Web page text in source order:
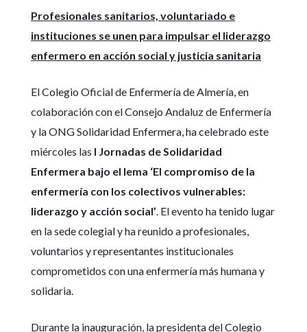
Profesionales sanitarios, voluntariado e
instituciones se unen para impulsar el liderazgo
enfermero en acción social y justicia sanitaria
El Colegio Oficial de Enfermería de Almería, en
colaboración con el Consejo Andaluz de Enfermería
y la ONG Solidaridad Enfermera, ha celebrado este
miércoles las I Jornadas de Solidaridad
Enfermera bajo el lema ‘El compromiso de la
enfermería con los colectivos vulnerables:
liderazgo y acción social’. El evento ha tenido lugar
en la sede colegial y ha reunido a profesionales,
voluntarios y representantes institucionales
comprometidos con una enfermería más humana y
solidaria.
Durante la inauguración, la presidenta del Colegio